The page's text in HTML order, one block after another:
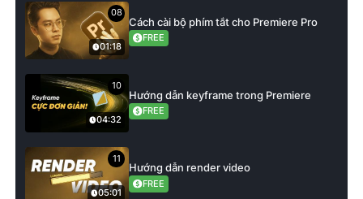
08
01:18
Cách cài bộ phím tắt cho Premiere Pro
FREE
10
04:32
Hướng dẫn keyframe trong Premiere
FREE
11
05:01
Hướng dẫn render video
FREE